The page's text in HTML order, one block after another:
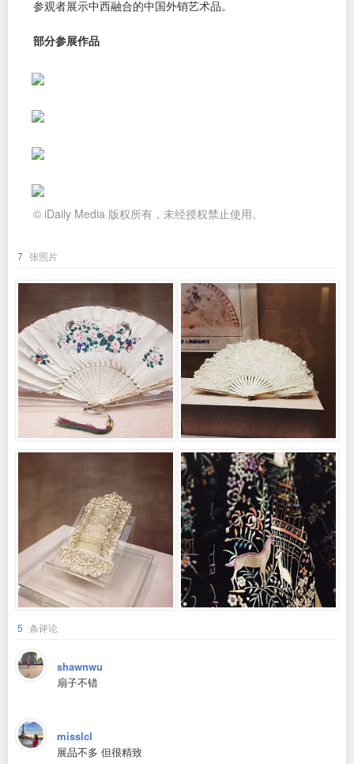
参观者展示中西融合的中国外销艺术品。
部分参展作品
© iDaily Media 版权所有，未经授权禁止使用。
7 张照片
5 条评论
shawnwu
扇子不错
misslcl
展品不多 但很精致